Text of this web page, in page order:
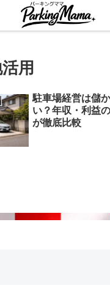
き家・自宅の駐車場を貸してゆと
用
駐車場経営は儲
い？年収・利益
が徹底比較